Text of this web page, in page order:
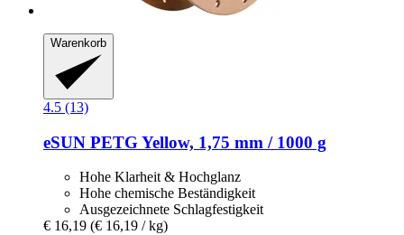
Warenkorb
4.5 (13)
eSUN PETG Yellow, 1,75 mm / 1000 g
Hohe Klarheit & Hochglanz
Hohe chemische Beständigkeit
Ausgezeichnete Schlagfestigkeit
€ 16,19 (€ 16,19 / kg)